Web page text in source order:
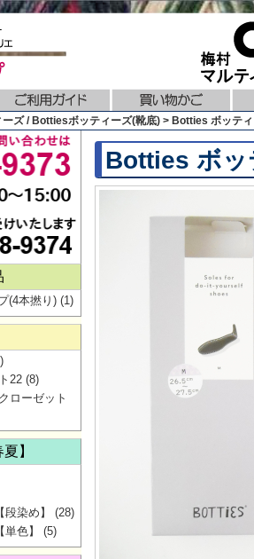
ーズ / Bottiesボッティーズ(靴底) > Botties ボッテ
Botties ボッ
(4本撚り) (1)
22 (8)
ローゼット
】
染め】
(28)
色】
(5)